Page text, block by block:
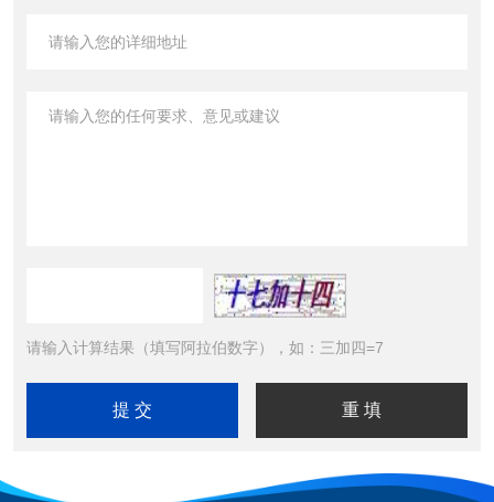
请输入计算结果（填写阿拉伯数字），如：三加四=7